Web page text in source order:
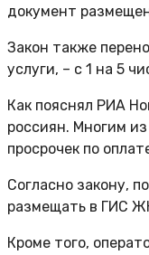
документ
Закон также
услуги, – с 1 на 5
Как пояснял РИА
россиян. Многим
просрочек по
Согласно закону,
размещать в ГИС
Кроме того,